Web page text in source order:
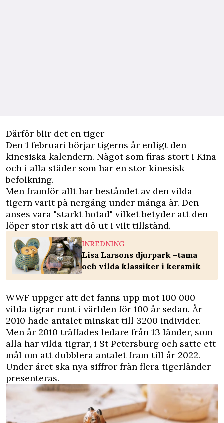
Därför blir det en tiger
Den 1 februari börjar tigerns år enligt den
kinesiska kalendern. Något som firas stort i Kina
och i alla städer som har en stor kinesisk
befolkning.
Men framför allt har beståndet av den vilda
tigern varit på nergång under många år. Den
anses vara "starkt hotad" vilket betyder att den
löper stor risk att dö ut i vilt tillstånd.
INREDNING
Lisa Larsons djurpark –tama
och vilda klassiker i keramik
WWF uppger att det fanns upp mot 100 000
vilda tigrar runt i världen för 100 år sedan. År
2010 hade antalet minskat till 3200 individer.
Men år 2010 träffades ledare från 13 länder, som
alla har vilda tigrar, i St Petersburg och satte ett
mål om att dubblera antalet fram till år 2022.
Under året ska nya siffror från flera tigerländer
presenteras.